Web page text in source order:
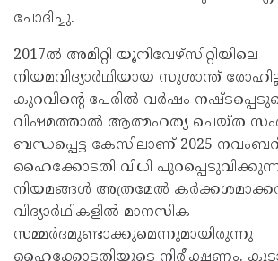
ചോദിച്ചു.
2017ൽ അമിറ്റി യൂനിവേഴ്‌സിറ്റിയിലെ
നിയമവിദ്യാർഥിയായ സുശാന്ത്
കുറവിന്റെ പേരിൽ വർഷം
വിഷമത്താൽ ആത്മഹത്യ ചെയ്ത
ബന്ധപ്പെട്ട കേസിലാണ് 2025
ഹൈക്കോടതി വിധി
നിയമങ്ങൾ അത്രമേൽ
വിദ്യാർഥികളിൽ മാനസിക
സമ്മർദമുണ്ടാക്കുമെന്നുമായിരുന്നു
ഹൈക്കോടതിയുടെ നിരീക്ഷണം.